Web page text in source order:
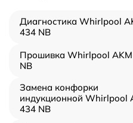
Диагностика Whirlpool
434 NB
Прошивка Whirlpool
NB
Замена конфорки
индукционной Whirlpool
434 NB